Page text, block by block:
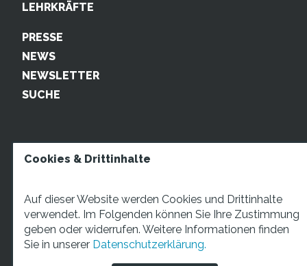
LEHRKRÄFTE
PRESSE
NEWS
NEWSLETTER
SUCHE
STARTUP TEENS Münsterstraße 5, 59065 Hamm. Fon:
+49 2381 4870207 Mail:info@startupteens.de
Cookies & Drittinhalte
Auf dieser Website werden Cookies und Drittinhalte
verwendet. Im Folgenden können Sie Ihre Zustimmung
geben oder widerrufen. Weitere Informationen finden
Sie in unserer Datenschutzerklärung.